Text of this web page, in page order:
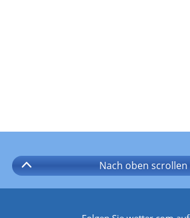
Nach oben scrollen